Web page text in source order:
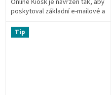
poskytoval základní e-mailové a
uživatele, kteří nepotřebují...
Tip